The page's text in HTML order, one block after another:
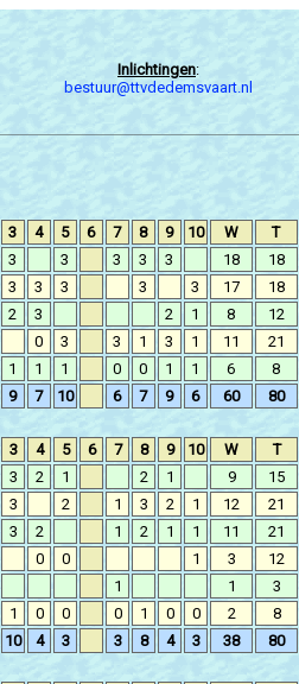
Inlichtingen:
bestuur@ttvdedemsvaart.nl
3 4 5 6 7 8 9 10 W T
3 3 3 3 3 18 18
3 3 3 3 3 17 18
2 3 2 1 8 12
0 3 3 1 3 1 11 21
1 1 1 0 0 1 1 6 8
9 7 10 6 7 9 6 60 80
3 4 5 6 7 8 9 10 W T
3 2 1 2 1 9 15
3 2 1 3 2 1 12 21
3 2 1 2 1 1 11 21
0 0 1 3 12
1 1 3
1 0 0 0 1 0 0 2 8
10 4 3 3 8 4 3 38 80